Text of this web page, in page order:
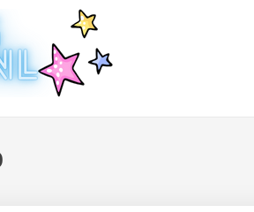
Uit De Media
en Aanbiedingen